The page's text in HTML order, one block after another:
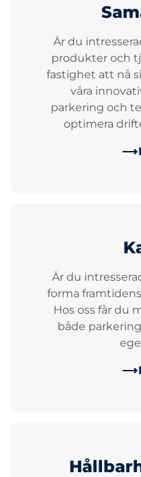
Är du
produkter och
fastighet att nå
våra
parkering och
optimera
Är du
forma
Hos oss får du
både